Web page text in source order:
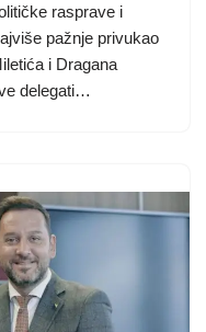
rasprave i
pažnje privukao
i Dragana
delegati…